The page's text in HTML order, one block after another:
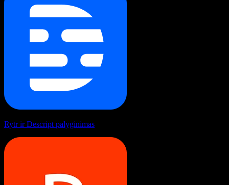
Rytr ir Descript palyginimas